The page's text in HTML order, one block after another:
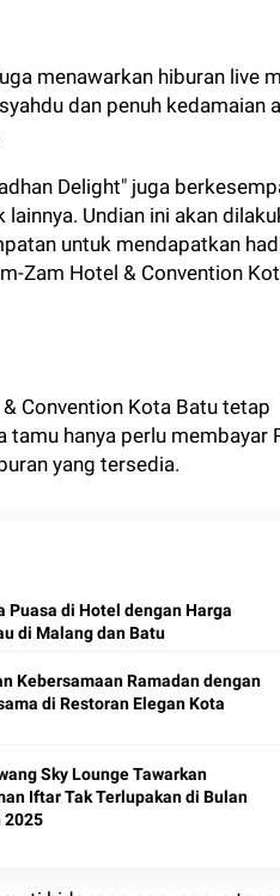
menawarkan hiburan live
dan penuh kedamaian
Delight" juga
Undian ini akan
untuk mendapatkan
Zam Hotel & Convention
Convention Kota Batu tetap
tamu hanya perlu membayar
yang tersedia.
Puasa di Hotel dengan Harga
di Malang dan Batu
Kebersamaan Ramadan dengan
di Restoran Elegan Kota
Sky Lounge Tawarkan
Iftar Tak Terlupakan di Bulan
2025